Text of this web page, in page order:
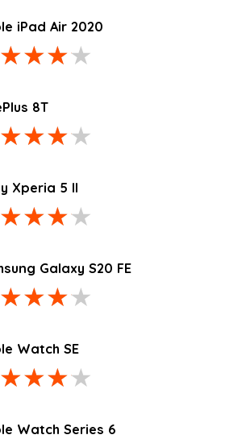
iPad Air 2020
8T
Xperia 5 II
Galaxy S20 FE
Watch SE
Watch Series 6